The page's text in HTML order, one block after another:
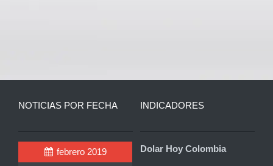
NOTICIAS POR FECHA
febrero 2019
INDICADORES
Dolar Hoy Colombia